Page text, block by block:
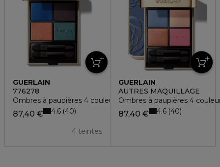
GUERLAIN
776278
Ombres à paupières 4 couleurs
87,40 €
4 teintes
4.6 40
GUERLAIN
AUTRES MAQUILLAGE
Ombres à paupières 4
87,40 € 4.6 40